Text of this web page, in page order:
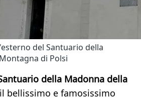
del Santuario della
di Polsi
della Madonna della
bellissimo e famosissimo